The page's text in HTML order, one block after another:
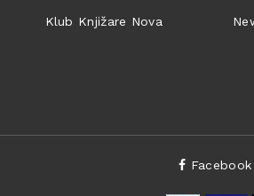
Klub Knjižare Nova
Facebook